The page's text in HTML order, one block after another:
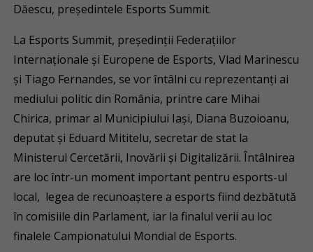
Dăescu, președintele Esports Summit.
La Esports Summit, președinții Federațiilor
Internaționale și Europene de Esports, Vlad Marinescu
și Tiago Fernandes, se vor întâlni cu reprezentanți ai
mediului politic din România, printre care Mihai
Chirica, primar al Municipiului Iași, Diana Buzoioanu,
deputat și Eduard Mititelu, secretar de stat la
Ministerul Cercetării, Inovării și Digitalizării. Întâlnirea
are loc într-un moment important pentru esports-ul
local, legea de recunoaștere a esports fiind dezbătută
în comisiile din Parlament, iar la finalul verii au loc
finalele Campionatului Mondial de Esports.